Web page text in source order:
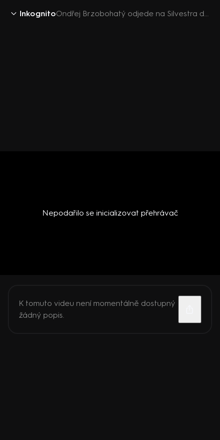
Inkognito Ondřej Brzobohatý odjede na Silvestra do klidu
Nepodařilo se inicializovat přehrávač
K tomuto videu není momentálně dostupný
žádný popis.